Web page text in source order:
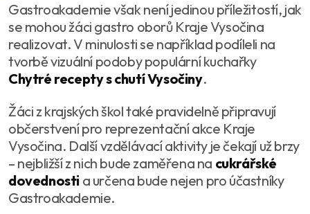
Gastroakademie však není jedinou příležitostí, jak
se mohou žáci gastro oborů Kraje Vysočina
realizovat. V minulosti se například podíleli na
tvorbě vizuální podoby populární kuchařky
Chytré recepty s chutí Vysočiny.
Žáci z krajských škol také pravidelně připravují
občerstvení pro reprezentační akce Kraje
Vysočina. Další vzdělávací aktivity je čekají už brzy
– nejbližší z nich bude zaměřena na cukrářské
dovednosti a určena bude nejen pro účastníky
Gastroakademie.